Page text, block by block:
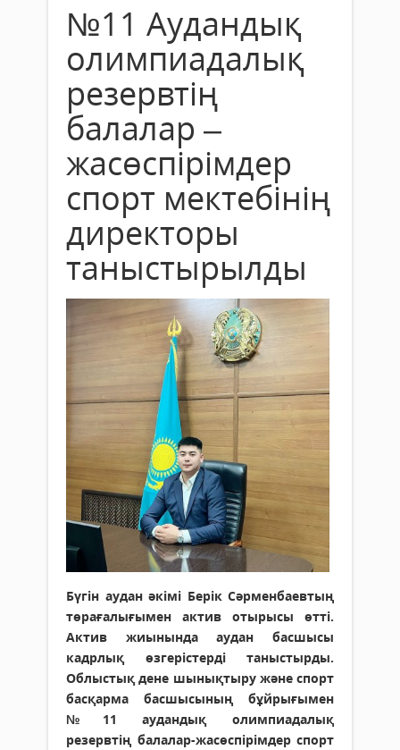
№11 Аудандық
олимпиадалық
резервтің
балалар –
жасөспірімдер
спорт мектебінің
директоры
таныстырылды
Бүгін аудан әкімі Берік Сәрменбаевтың
төрағалығымен актив отырысы өтті.
Актив жиынында аудан басшысы
кадрлық өзгерістерді таныстырды.
Облыстық дене шынықтыру және спорт
басқарма басшысының бұйрығымен
№11 аудандық олимпиадалық
резервтің балалар-жасөспірімдер спорт